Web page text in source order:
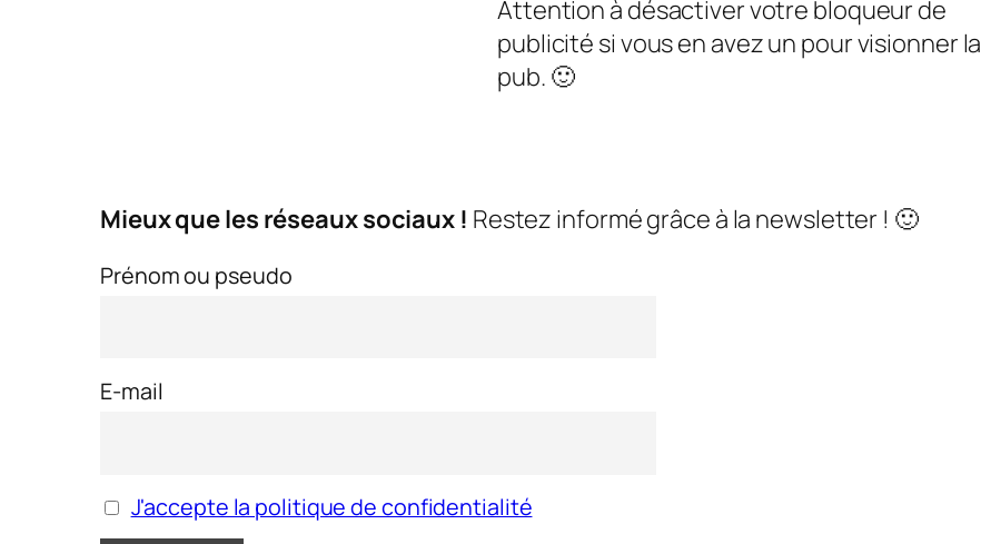
Attention à désactiver votre bloqueur de
publicité si vous en avez un pour visionner la
pub. 🙂
Mieux que les réseaux sociaux ! Restez informé grâce à la newsletter ! 🙂
Prénom ou pseudo
E-mail
J'accepte la politique de confidentialité